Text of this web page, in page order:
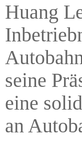
Huang
seine
eine
an